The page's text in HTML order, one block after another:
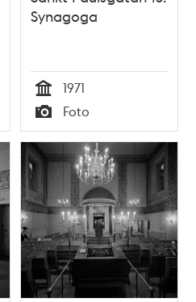
Synagoga
Tid
1971
Typ
Foto